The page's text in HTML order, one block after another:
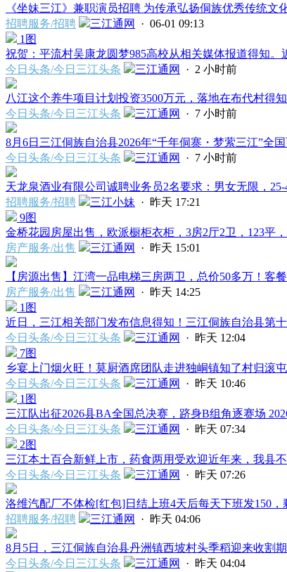
《坐妹三江》兼职演员招聘 为传承弘扬侗族优秀传统文
招聘服务/招聘
三江通网
· 06-01 09:13
1图
祝贺：平流村吴康龙圆梦985高校从相关媒体报道得知。
今日头条/今日三江头条
三江通网 · 2 小时前
八江这个养牛项目计划投资3500万元，落地在布代村得
今日头条/今日三江头条
三江通网 · 7 小时前
8月6日三江侗族自治县2026年“千年侗寨・梦萦三江”全
今日头条/今日三江头条
三江通网 · 7 小时前
天龙泉酒业有限公司诚聘业务员2名要求：男女无限，
招聘服务/招聘
三江小妹 · 昨天 17:21
9图
金桥花园房屋出售，欧派橱柜衣柜，3房2厅2卫，123平
房产服务/出售
三江通网 · 昨天 15:01
【房源出售】江湾一品电梯三房两卫，总价50多万！客
房产服务/出售
三江通网 · 昨天 14:25
1图
近日，三江相关部门发布信息得知！三江侗族自治县第
今日头条/今日三江头条
三江通网 · 昨天 12:04
7图
乡宴上门烟火旺！莫厨酒席团队走进独峒镇知了村归滚
今日头条/今日三江头条
三江通网 · 昨天 10:46
1图
三江队出征2026县BA全国总决赛，跻身B组角逐赛场
今日头条/今日三江头条
三江通网 · 昨天 07:34
2图
三江本土百合新鲜上市，药食两用受欢迎近年来，我县
今日头条/今日三江头条
三江通网 · 昨天 07:26
洛维汽配厂不体检[红包]日结上班4天后每天下班发150，
招聘服务/招聘
三江通网 · 昨天 04:06
8月5日，三江侗族自治县丹洲镇西坡村头季稻迎来收割
今日头条/今日三江头条
三江通网 · 昨天 04:04